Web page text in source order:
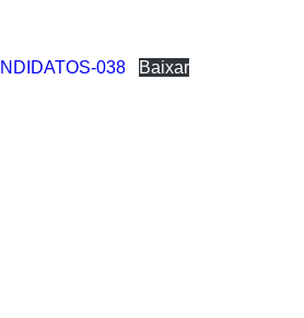
038 Baixar